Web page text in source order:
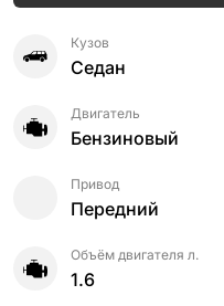
Кузов
Седан
Двигатель
Бензиновый
Привод
Передний
Объём двигателя л.
1.6